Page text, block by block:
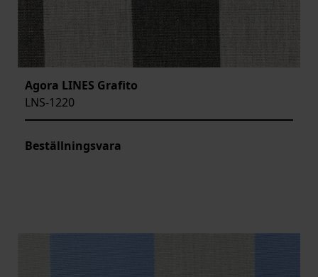
Agora LINES Grafito
LNS-1220
Beställningsvara